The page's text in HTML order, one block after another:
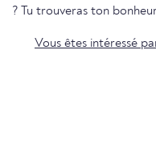
? Tu trouveras ton
Vous êtes intéressé